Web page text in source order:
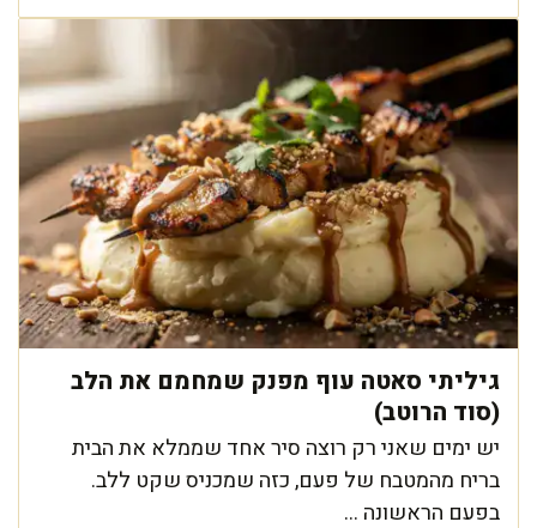
גיליתי סאטה עוף מפנק שמחמם את הלב
(סוד הרוטב)
יש ימים שאני רק רוצה סיר אחד שממלא את הבית
בריח מהמטבח של פעם, כזה שמכניס שקט ללב.
בפעם הראשונה ...